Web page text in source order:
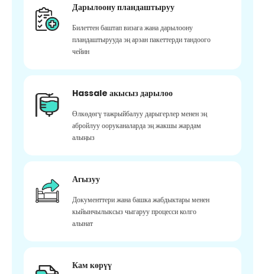
Дарылоону пландаштыруу
Билеттен баштап визага жана дарылоону
пландаштырууда эң арзан пакеттерди тандоого
чейин
Hassale акысыз дарылоо
Өлкөдөгү тажрыйбалуу дарыгерлер менен эң
абройлуу ооруканаларда эң жакшы жардам
алыңыз
Агызуу
Документтери жана башка жабдыктары менен
кыйынчылыксыз чыгаруу процесси колго
алынат
Кам көрүү